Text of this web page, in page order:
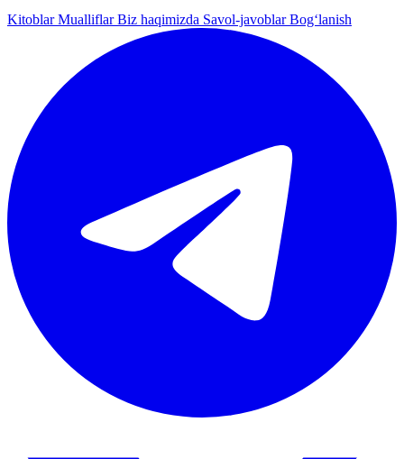
KitoblarMualliflarBiz haqimizda Savol-javoblarBog‘lanish